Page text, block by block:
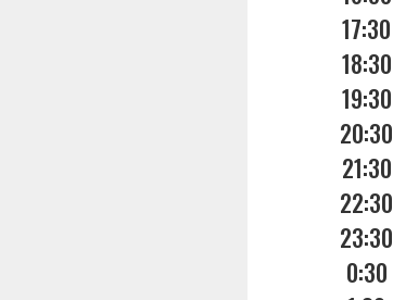
17:30
18:30
19:30
20:30
21:30
22:30
23:30
0:30